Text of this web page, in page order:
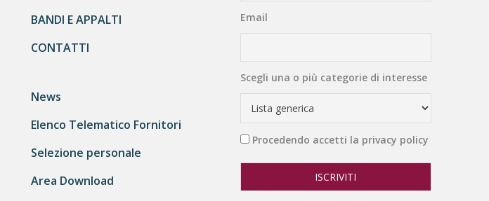
BANDI E APPALTI
CONTATTI
News
Elenco Telematico Fornitori
Selezione personale
Area Download
Email
Scegli una o più categorie di interesse
Procedendo accetti la privacy policy